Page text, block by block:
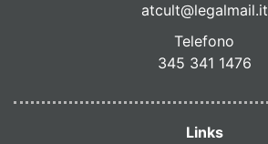
atcult@legalmail.it
Telefono
345 341 1476
Links